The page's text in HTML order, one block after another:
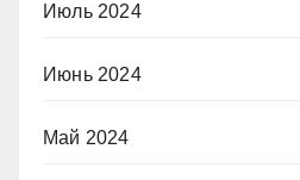
Июль 2024
Июнь 2024
Май 2024